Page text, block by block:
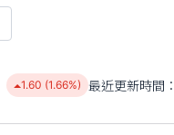
1.60 (1.66%) 最近更新時間：